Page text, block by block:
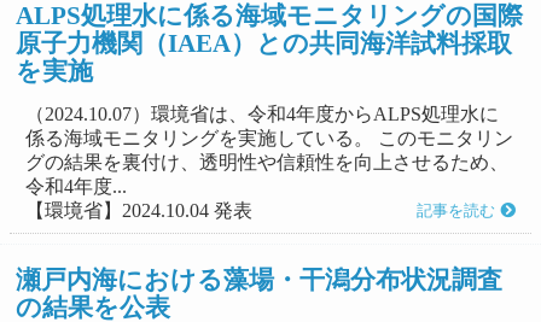
ALPS処理水に係る海域モニタリングの国際
原子力機関（IAEA）との共同海洋試料採取
を実施
（2024.10.07）環境省は、令和4年度からALPS処理水に
係る海域モニタリングを実施している。 このモニタリン
グの結果を裏付け、透明性や信頼性を向上させるため、
令和4年度...
【環境省】2024.10.04 発表
記事を読む
瀬戸内海における藻場・干潟分布状況調査
の結果を公表